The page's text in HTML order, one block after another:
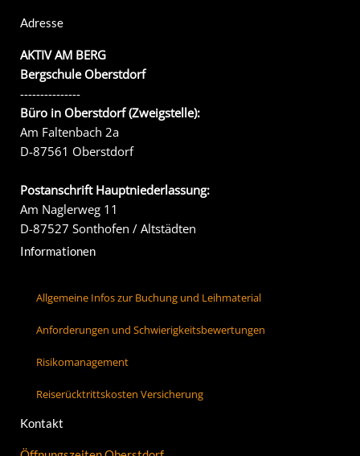
Adresse
AKTIV AM BERG
Bergschule Oberstdorf
---------------
Büro in Oberstdorf (Zweigstelle):
Am Faltenbach 2a
D-87561 Oberstdorf
Postanschrift Hauptniederlassung:
Am Naglerweg 11
D-87527 Sonthofen / Altstädten
Informationen
Allgemeine Infos zur Buchung und Leihmaterial
Anforderungen und Schwierigkeitsbewertungen
Risikomanagement
Reiserücktrittskosten Versicherung
Kontakt